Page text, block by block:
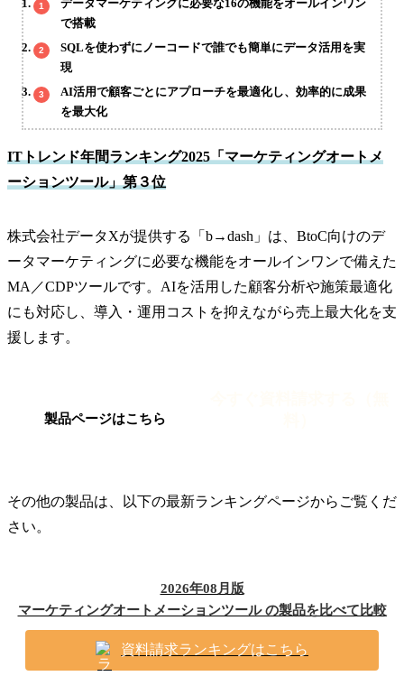
データマーケティングに必要な16の機能をオールインワン
で搭載
SQLを使わずにノーコードで誰でも簡単にデータ活用を実
現
AI活用で顧客ごとにアプローチを最適化し、効率的に成果
を最大化
ITトレンド年間ランキング2025「マーケティングオートメ
ーションツール」第３位
株式会社データXが提供する「b→dash」は、BtoC向けのデ
ータマーケティングに必要な機能をオールインワンで備えた
MA／CDPツールです。AIを活用した顧客分析や施策最適化
にも対応し、導入・運用コストを抑えながら売上最大化を支
援します。
製品ページはこちら
その他の製品は、以下の最新ランキングページからご覧くだ
さい。
2026年08月版
マーケティングオートメーションツール の製品を比べて比較
資料請求ランキングはこちら